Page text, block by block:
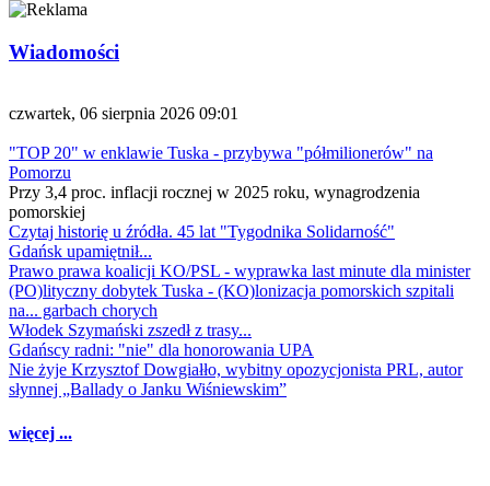
Wiadomości
czwartek, 06 sierpnia 2026 09:01
"TOP 20" w enklawie Tuska - przybywa "półmilionerów" na
Pomorzu
Przy 3,4 proc. inflacji rocznej w 2025 roku, wynagrodzenia
pomorskiej
Czytaj historię u źródła. 45 lat "Tygodnika Solidarność"
Gdańsk upamiętnił...
Prawo prawa koalicji KO/PSL - wyprawka last minute dla minister
(PO)lityczny dobytek Tuska - (KO)lonizacja pomorskich szpitali
na... garbach chorych
Włodek Szymański zszedł z trasy...
Gdańscy radni: "nie" dla honorowania UPA
Nie żyje Krzysztof Dowgiałło, wybitny opozycjonista PRL, autor
słynnej „Ballady o Janku Wiśniewskim”
więcej ...